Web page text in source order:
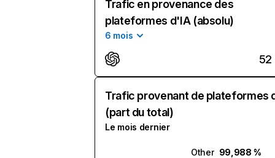
Trafic en provenance des
plateformes d'IA (absolu)
6 mois
52
Trafic provenant de plateformes
(part du total)
Le mois dernier
Other 99,988 %